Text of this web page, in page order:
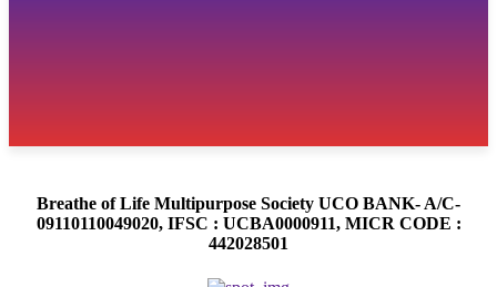
Breathe of Life Multipurpose Society UCO BANK- A/C-
09110110049020, IFSC : UCBA0000911, MICR CODE :
442028501